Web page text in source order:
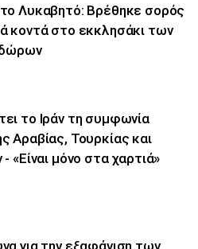
Λυκαβητό: Βρέθηκε σορός
κοντά στο εκκλησάκι των
το Ιράν τη συμφωνία
Αραβίας, Τουρκίας και
«Είναι μόνο στα χαρτιά»
για την εξαφάνιση των